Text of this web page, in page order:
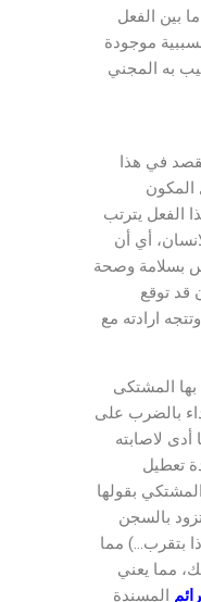
بين الفعل
موجودة
به المجني
في هذا
المكون
الفعل يترتب
أي أن
بسلامة وصحة
قد توقع
ارادته مع
المشتكى
بالضرب على
لاصابته
تعطيل
بقولها
بالسجن
بتقرب…) مما
مما يعني
المسندة